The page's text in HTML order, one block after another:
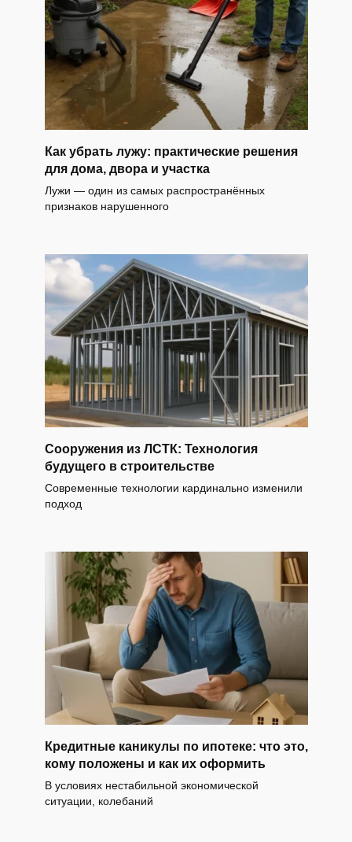
Как убрать лужу: практические решения
для дома, двора и участка
Лужи — один из самых распространённых
признаков нарушенного
Сооружения из ЛСТК: Технология
будущего в строительстве
Современные технологии кардинально изменили
подход
Кредитные каникулы по ипотеке: что это,
кому положены и как их оформить
В условиях нестабильной экономической
ситуации, колебаний